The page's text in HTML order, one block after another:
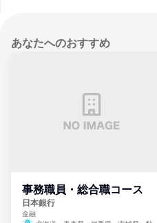
あなたへのおすすめ
事務職員・総合職コース
日本銀行
金融